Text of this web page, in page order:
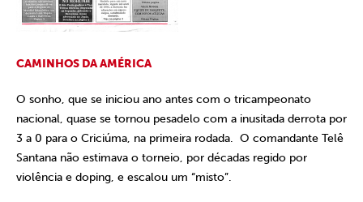
CAMINHOS DA AMÉRICA
O sonho, que se iniciou ano antes com o tricampeonato
nacional, quase se tornou pesadelo com a inusitada derrota por
3 a 0 para o Criciúma, na primeira rodada. O comandante Telê
Santana não estimava o torneio, por décadas regido por
violência e doping, e escalou um “misto”.